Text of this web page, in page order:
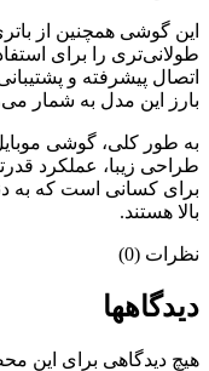
این گوشی همچنین از
طولانی‌تری را برای
بارز این مدل به شمار
طراحی زیبا، عملکرد
برای کسانی است که به
بالا هستند.
نظرات (0)
دیدگاهها
هیچ دیدگاهی برای این